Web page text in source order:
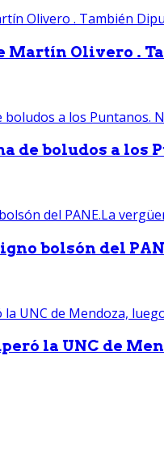
Martín Olivero .
de boludos a los
bolsón del
la UNC de